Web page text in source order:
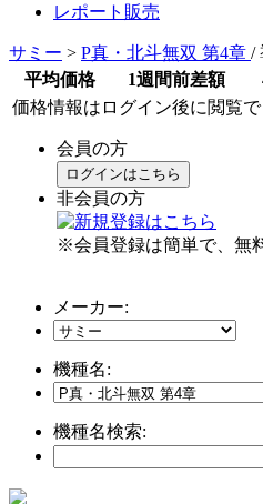
レポート販売
サミー > P真・北斗無双 第4章 /
平均価格
1週間前差額
価格情報はログイン後に閲覧で
会員の方
ログインはこちら
非会員の方
※会員登録は簡単で、無
メーカー:
機種名:
機種名検索: